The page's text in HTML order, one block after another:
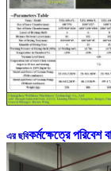
এর ছবিকর্মক্ষেত্রে পরিবেশ